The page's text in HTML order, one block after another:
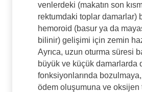
venlerdeki (makatın son
rektumdaki toplar damarlar)
hemoroid (basur ya da
bilinir) gelişimi için zemin
Ayrıca, uzun oturma süresi
büyük ve küçük damarlarda
fonksiyonlarında
ödem oluşumuna ve oksijen